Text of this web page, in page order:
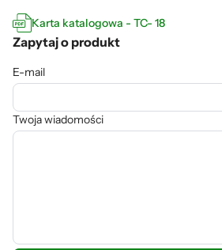
Karta katalogowa - TC- 18
Zapytaj o produkt
E-mail
Twoja wiadomości